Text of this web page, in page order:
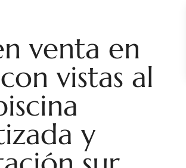
venta en
vistas al
y